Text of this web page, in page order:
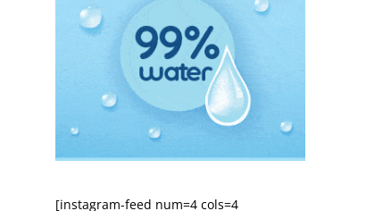
[instagram-feed num=4 cols=4